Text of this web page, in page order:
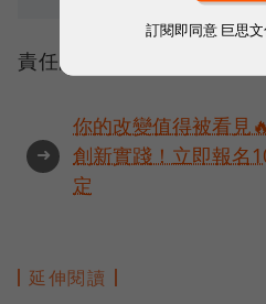
責任編輯：蘇祐萱
➜
你的改變值得被看見
創新實踐！立即報名
定
延伸閱讀
訂閱即同意 巨思